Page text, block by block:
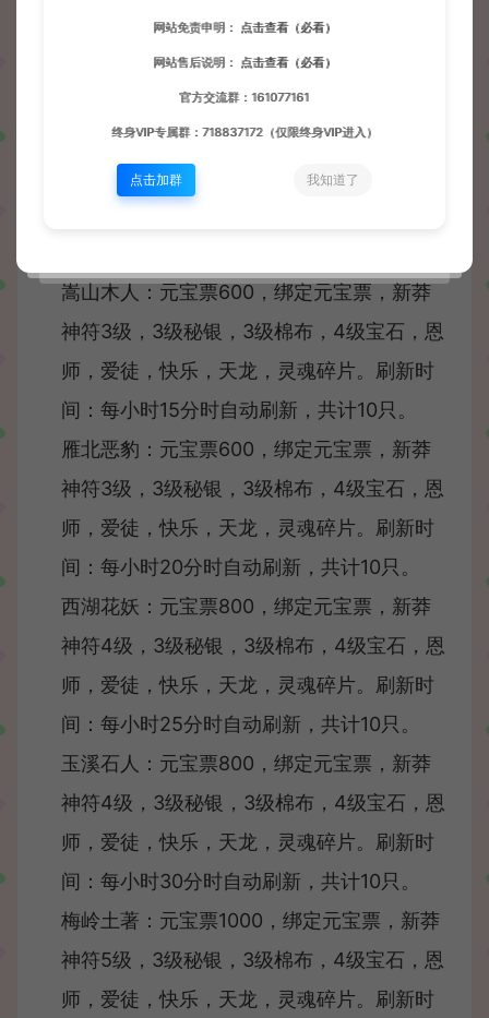
莽神符1级，3级秘银，3级棉布，4级宝石，
恩师，爱徒，快乐，天龙，灵魂碎片。刷新
时间：每小时5分时自动刷新，共计10只
敦煌狼王：元宝票400，绑定元宝票，新莽
神符3级，3级秘银，3级棉布，4级宝石，恩
嵩山木人：元宝票600，绑定元宝票，新莽
神符3级，3级秘银，3级棉布，4级宝石，恩
师，爱徒，快乐，天龙，灵魂碎片。刷新时
间：每小时15分时自动刷新，共计10只。
雁北恶豹：元宝票600，绑定元宝票，新莽
神符3级，3级秘银，3级棉布，4级宝石，恩
师，爱徒，快乐，天龙，灵魂碎片。刷新时
间：每小时20分时自动刷新，共计10只。
西湖花妖：元宝票800，绑定元宝票，新莽
神符4级，3级秘银，3级棉布，4级宝石，恩
师，爱徒，快乐，天龙，灵魂碎片。刷新时
间：每小时25分时自动刷新，共计10只。
玉溪石人：元宝票800，绑定元宝票，新莽
神符4级，3级秘银，3级棉布，4级宝石，恩
师，爱徒，快乐，天龙，灵魂碎片。刷新时
间：每小时30分时自动刷新，共计10只。
梅岭土著：元宝票1000，绑定元宝票，新莽
神符5级，3级秘银，3级棉布，4级宝石，恩
师，爱徒，快乐，天龙，灵魂碎片。刷新时
网站免责申明： 点击查看（必看）
网站售后说明： 点击查看（必看）
官方交流群：161077161
终身VIP专属群：718837172（仅限终身VIP进入）
点击加群 我知道了